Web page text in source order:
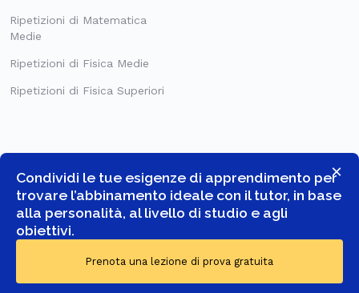
×
Condividi le tue esigenze di apprendimento per
trovare l’abbinamento ideale con il tutor, in base
alla personalità, al livello di studio e agli
obiettivi.
Prenota una lezione di prova gratuita
Ripetizioni di Matematica
Medie
Ripetizioni di Fisica Medie
Ripetizioni di Fisica Superiori
RISERVATI.